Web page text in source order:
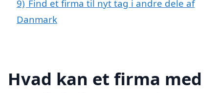
9) Find et firma til nyt tag i andre dele af
Danmark
Hvad kan et firma med